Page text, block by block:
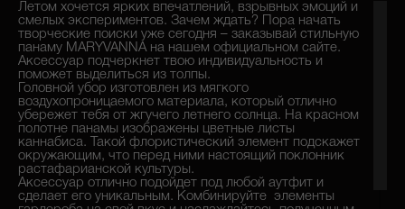
Летом хочется ярких впечатлений, взрывных эмоций и
смелых экспериментов. Зачем ждать? Пора начать
творческие поиски уже сегодня – заказывай стильную
панаму MARYVANNA на нашем официальном сайте.
Аксессуар подчеркнет твою индивидуальность и
поможет выделиться из толпы.
Головной убор изготовлен из мягкого
воздухопроницаемого материала, который отлично
убережет тебя от жгучего летнего солнца. На красном
полотне панамы изображены цветные листы
каннабиса. Такой флористический элемент подскажет
окружающим, что перед ними настоящий поклонник
растафарианской культуры.
Аксессуар отлично подойдет под любой аутфит и
сделает его уникальным. Комбинируйте элементы